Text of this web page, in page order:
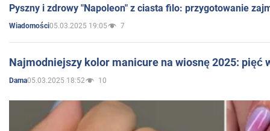
Pyszny i zdrowy "Napoleon" z ciasta filo: przygotowanie
Wiadomości05.03.2025 19:05 7
Najmodniejszy kolor manicure na wiosnę 2025: pięć
Dama05.03.2025 18:52 10